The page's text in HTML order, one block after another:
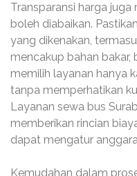
Transparansi harga
boleh diabaikan.
yang dikenakan,
mencakup bahan bakar,
memilih layanan hanya
tanpa memperhatikan
Layanan sewa bus
memberikan rincian
dapat mengatur
Kemudahan dalam